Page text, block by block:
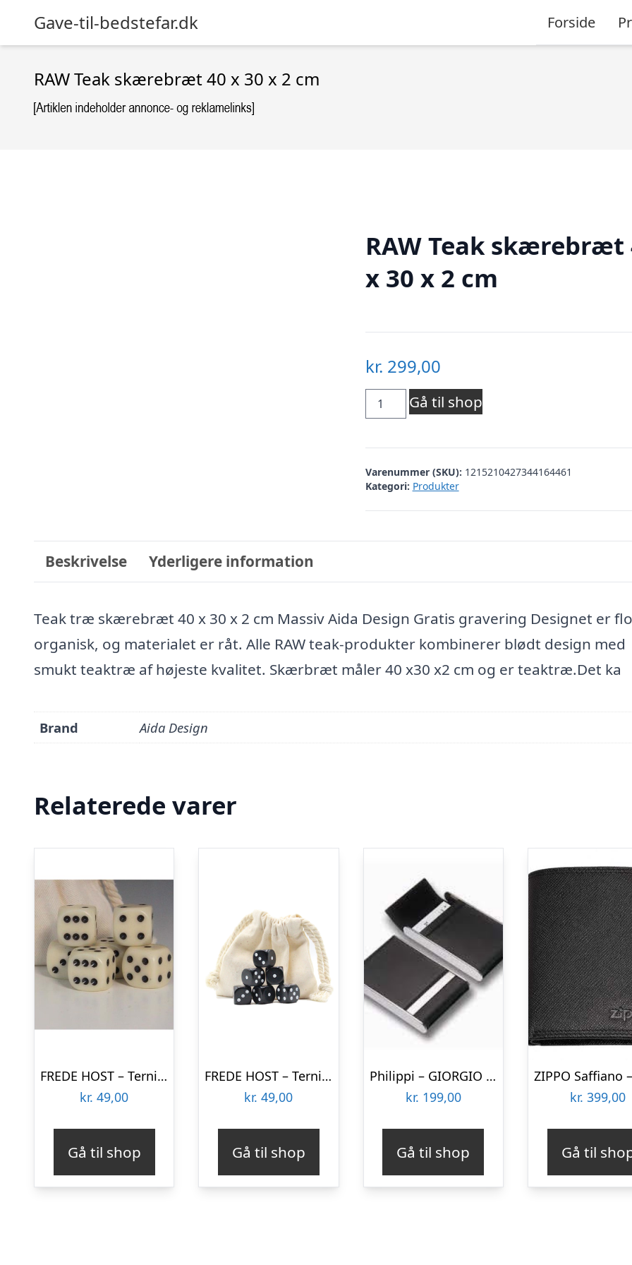
Gave-til-bedstefar.dk Forside
RAW Teak skærebræt 40 x 30 x 2 cm
RAW Teak skærebræt
x 30 x 2 cm
kr. 299,00
RAW
skærebræt
40
2
antal
Gå til shop
Varenummer (SKU): 1215210427344164461
Kategori: Produkter
Beskrivelse Yderligere information
Teak træ skærebræt 40 x 30 x 2 cm Massiv Aida Design Gratis gravering Designet er
organisk, og materialet er råt. Alle RAW teak-produkter kombinerer blødt design med
smukt teaktræ af højeste kvalitet. Skærbræt måler 40 x30 x2 cm og er teaktræ.Det ka
Brand Aida Design
Relaterede varer
FREDE HOST – Terninger – White
kr. 49,00
Gå til shop
FREDE HOST – Terninger – Black White
kr. 49,00
Gå til shop
Philippi – GIORGIO Vertikal Visitkort Etui
kr. 199,00
Gå til shop
kr. 399,00
Gå til